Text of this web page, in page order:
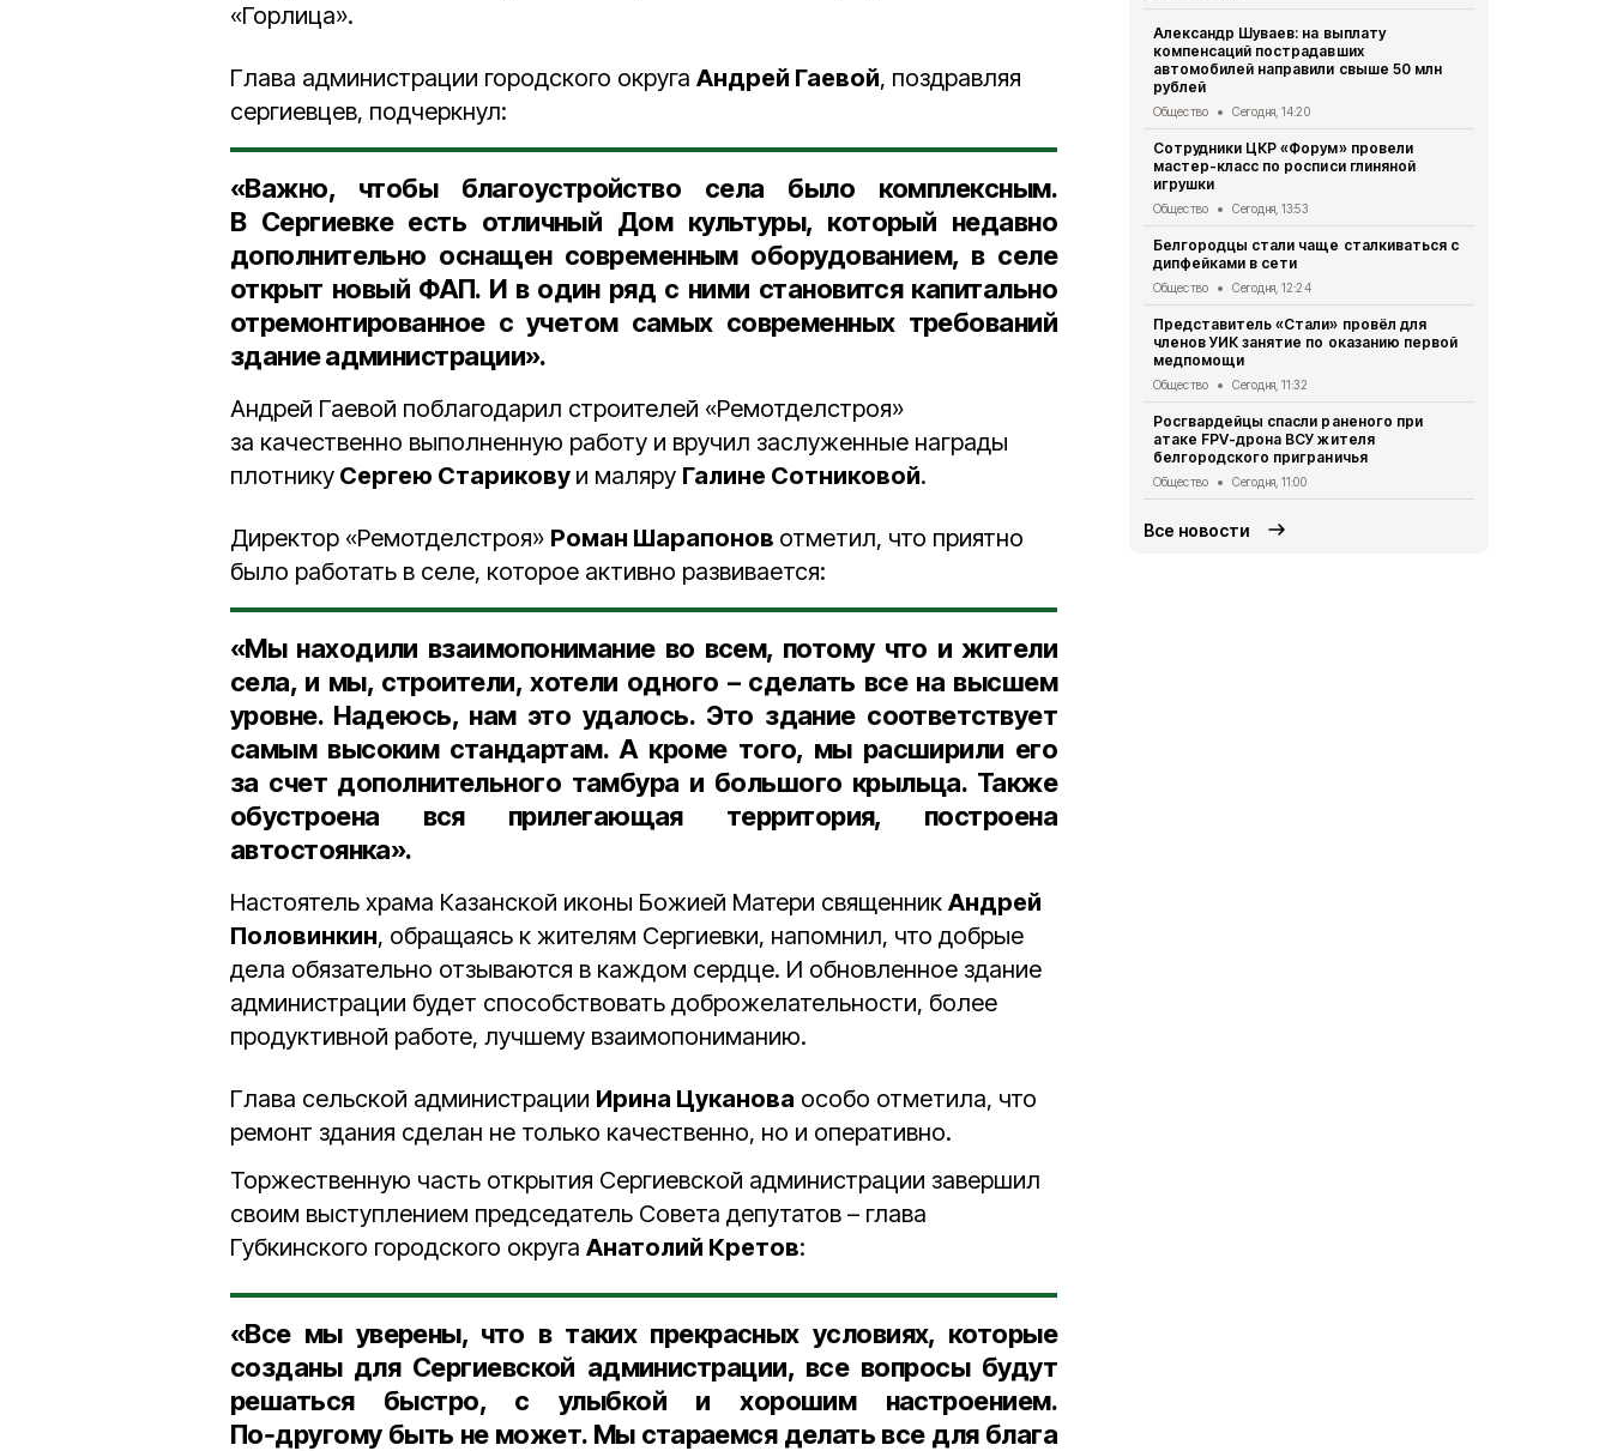
«Горлица».
Глава администрации городского округа Андрей Гаевой, поздравляя
сергиевцев, подчеркнул:
«Важно, чтобы благоустройство села было комплексным.
В Сергиевке есть отличный Дом культуры, который недавно
дополнительно оснащен современным оборудованием, в селе
открыт новый ФАП. И в один ряд с ними становится капитально
отремонтированное с учетом самых современных требований
здание администрации».
Андрей Гаевой поблагодарил строителей «Ремотделстроя»
за качественно выполненную работу и вручил заслуженные награды
плотнику Сергею Старикову и маляру Галине Сотниковой.
Директор «Ремотделстроя» Роман Шарапонов отметил, что приятно
было работать в селе, которое активно развивается:
«Мы находили взаимопонимание во всем, потому что и жители
села, и мы, строители, хотели одного – сделать все на высшем
уровне. Надеюсь, нам это удалось. Это здание соответствует
самым высоким стандартам. А кроме того, мы расширили его
за счет дополнительного тамбура и большого крыльца. Также
обустроена вся прилегающая территория, построена
автостоянка».
Настоятель храма Казанской иконы Божией Матери священник Андрей
Половинкин, обращаясь к жителям Сергиевки, напомнил, что добрые
дела обязательно отзываются в каждом сердце. И обновленное здание
администрации будет способствовать доброжелательности, более
продуктивной работе, лучшему взаимопониманию.
Глава сельской администрации Ирина Цуканова особо отметила, что
ремонт здания сделан не только качественно, но и оперативно.
Торжественную часть открытия Сергиевской администрации завершил
своим выступлением председатель Совета депутатов – глава
Губкинского городского округа Анатолий Кретов:
«Все мы уверены, что в таких прекрасных условиях, которые
созданы для Сергиевской администрации, все вопросы будут
решаться быстро, с улыбкой и хорошим настроением.
По‑другому быть не может. Мы стараемся делать все для блага
Александр Шуваев: на выплату
компенсаций пострадавших
автомобилей направили свыше 50 млн
рублей
Общество Сегодня, 14:20
Сотрудники ЦКР «Форум» провели
мастер-класс по росписи глиняной
игрушки
Общество Сегодня, 13:53
Белгородцы стали чаще сталкиваться с
дипфейками в сети
Общество Сегодня, 12:24
Представитель «Стали» провёл для
членов УИК занятие по оказанию первой
медпомощи
Общество Сегодня, 11:32
Росгвардейцы спасли раненого при
атаке FPV-дрона ВСУ жителя
белгородского приграничья
Общество Сегодня, 11:00
Все новости